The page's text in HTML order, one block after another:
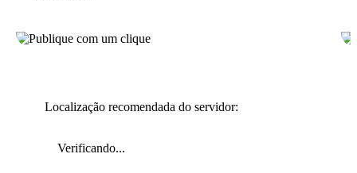
Localização recomendada do servidor:
Verificando...